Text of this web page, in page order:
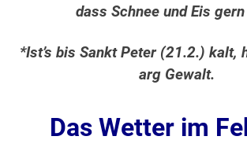
dass Schnee und Eis
*Ist’s bis Sankt Peter (21.2.) kalt,
arg Gewalt.
Das Wetter im